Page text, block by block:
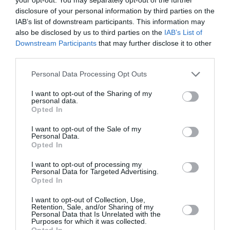
disclosure of your personal information by third parties on the
IAB’s list of downstream participants. This information may
also be disclosed by us to third parties on the IAB’s List of
Downstream Participants that may further disclose it to other
Personal Data Processing Opt Outs
I want to opt-out of the Sharing of my
personal data.
Opted In
I want to opt-out of the Sale of my
Personal Data.
Opted In
I want to opt-out of processing my
Personal Data for Targeted Advertising.
Opted In
I want to opt-out of Collection, Use,
Retention, Sale, and/or Sharing of my
Personal Data that Is Unrelated with the
Purposes for which it was collected.
O colaborare mai intensă între autorităţile de la
de imagine românilor din Italia – este o alta concluzie
a întâlnirii dintre ministrul delegat pentru românii de
pretutindeni, Cristian David, şi primarul capitalei
italiene, Gianni Alemanno.
„Vom avea în scurtă vreme un program comun de
activităţi, care să susţină imaginea şi prezenţa
românilor din Italia, o prezenţă favorabilă şi pozitivă,
care să dea o lumină bună asupra românilor din Italia
şi României în general”, a mai spus Cristian David.